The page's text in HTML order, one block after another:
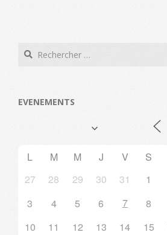
Search
EVENEMENTS
L M M J V S
27
28 29 30 31 1
3
4 5 6 7 8
10
11 12 13 14 15